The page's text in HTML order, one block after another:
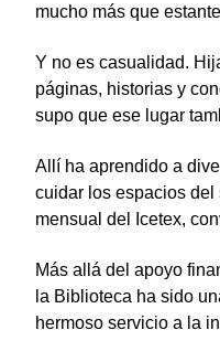
mucho más que
Y no es casualidad.
páginas, historias y
supo que ese lugar
Allí ha aprendido a
cuidar los espacios del
mensual del Icetex,
Más allá del apoyo
la Biblioteca ha sido
hermoso servicio a la